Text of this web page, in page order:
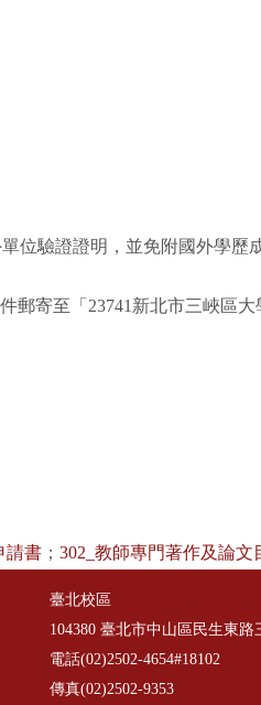
位驗證證明，並免附國外學
郵寄至「23741新北市三峽區
請書 ； 302_教師專門著作及論文
臺北校區
104380 臺北市中山區民生東路
電話(02)2502-4654#18102
傳真(02)2502-9353